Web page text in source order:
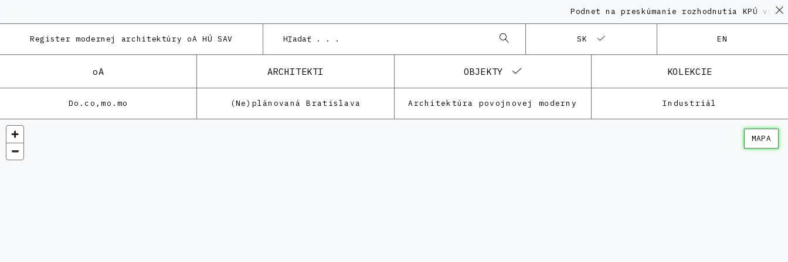
Podnet na preskúmanie rozhodnutia KPÚ vo
Register modernej architektúry oA HÚ SAV SK EN
oA ARCHITEKTI OBJEKTY KOLEKCIE
Do.co,mo.mo (Ne)plánovaná Bratislava Architektúra povojnovej moderny Industriál
MAPA